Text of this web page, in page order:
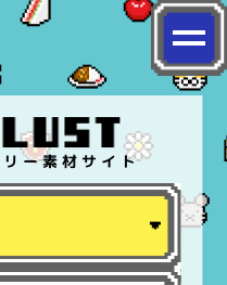
ー素材サイト